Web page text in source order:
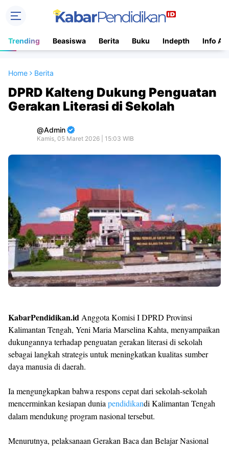
Trending Beasiswa Berita Buku Indepth Info
Home Berita
DPRD Kalteng Dukung Penguatan
Gerakan Literasi di Sekolah
Admin
Kamis, 05 Maret 2026 | 15:03 WIB
KabarPendidikan.idAnggota Komisi I DPRD Provinsi
Kalimantan Tengah, Yeni Maria Marselina Kahta, menyampaikan
dukungannya terhadap penguatan gerakan literasi di sekolah
sebagai langkah strategis untuk meningkatkan kualitas sumber
daya manusia di daerah.
Ia mengungkapkan bahwa respons cepat dari sekolah-sekolah
mencerminkan kesiapan duniapendidikandi Kalimantan Tengah
dalam mendukung program nasional tersebut.
Menurutnya, pelaksanaan Gerakan Baca dan Belajar Nasional